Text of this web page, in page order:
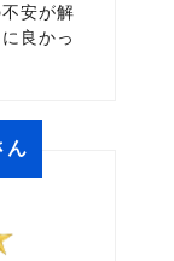
安が解
良かっ